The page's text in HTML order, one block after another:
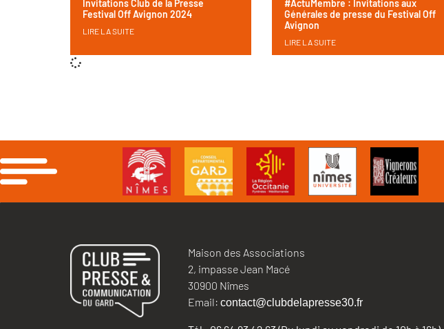
Invitations Club de la Presse
Festival Off Avignon 2024
LIRE LA SUITE
#ActuMembre : Invitations aux
Générales de presse du Festival Off
Avignon
LIRE LA SUITE
Maison des Associations
2, impasse Jean Macé
30900 Nîmes
Email: contact@clubdelapresse30.fr